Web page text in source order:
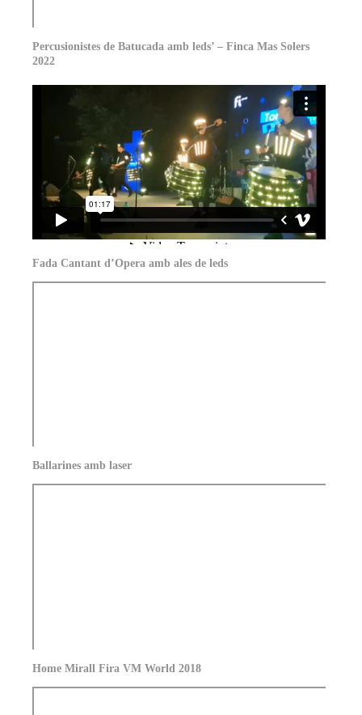
Percusionistes de Batucada amb leds’ – Finca Mas Solers
2022
Fada Cantant d’Opera amb ales de leds
Ballarines amb laser
Home Mirall Fira VM World 2018